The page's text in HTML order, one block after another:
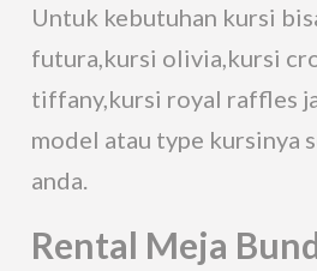
Untuk kebutuhan kursi
futura,kursi olivia,kursi
tiffany,kursi royal raffles
model atau type kursinya
anda.
Rental Meja